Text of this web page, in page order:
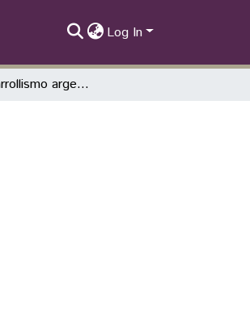
Log In
El neo-desarrollismo argentino: teoría y prácticas